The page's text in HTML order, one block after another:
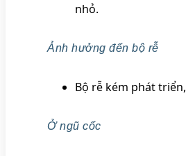
nhỏ.
Ảnh hưởng đến bộ rễ
Bộ rễ kém phát
Ở ngũ cốc